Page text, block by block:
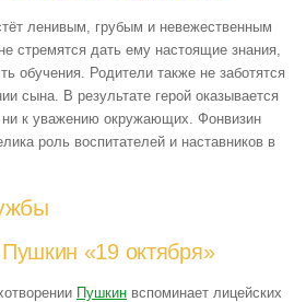
ленивым, грубым и невежественным
стремятся дать ему настоящие знания,
обучения. Родители также не заботятся
сына. В результате герой оказывается
ни к уважению окружающих. Фонвизин
роль воспитателей и наставников в
«19 октября»
Пушкин вспоминает лицейских